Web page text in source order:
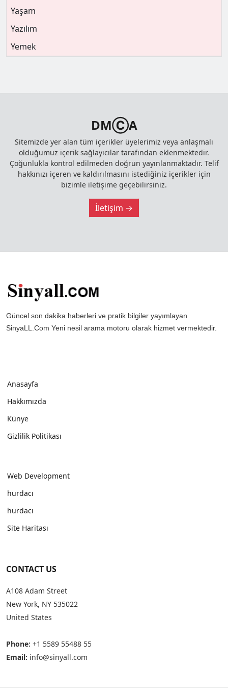
Yaşam
Yazılım
Yemek
DMⒸA
Sitemizde yer alan tüm içerikler üyelerimiz veya anlaşmalı
olduğumuz içerik sağlayıcılar tarafından eklenmektedir.
Çoğunlukla kontrol edilmeden doğrun yayınlanmaktadır. Telif
hakkınızı içeren ve kaldırılmasını istediğiniz içerikler için
bizimle iletişime geçebilirsiniz.
İletişim →
Güncel son dakika haberleri ve pratik bilgiler yayımlayan
SinyaLL.Com Yeni nesil arama motoru olarak hizmet vermektedir.
Anasayfa
Hakkımızda
Künye
Gizlilik Politikası
Web Development
hurdacı
hurdacı
Site Haritası
CONTACT US
A108 Adam Street
New York, NY 535022
United States
Phone: +1 5589 55488 55
Email: info@sinyall.com